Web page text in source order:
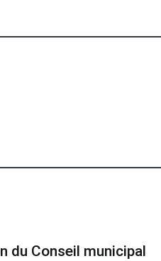
du Conseil municipal